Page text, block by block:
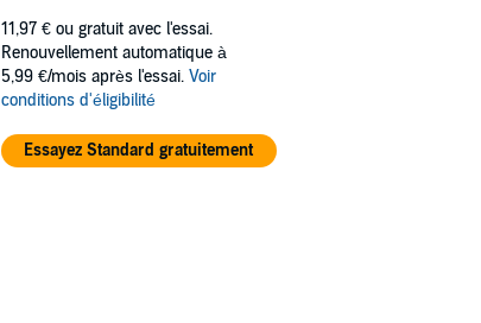
11,97 € ou gratuit avec l'essai.
Renouvellement automatique à
5,99 €/mois après l'essai. Voir
conditions d'éligibilité
Essayez Standard gratuitement